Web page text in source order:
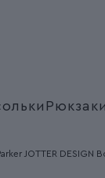
Рюкзаки
JOTTER DESIGN